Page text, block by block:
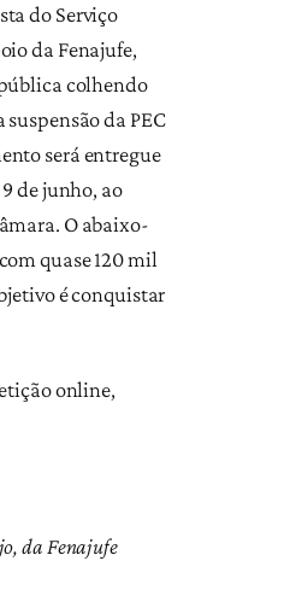
do Serviço
da Fenajufe,
colhendo
da PEC
será entregue
de junho, ao
O abaixo-
quase 120 mil
é conquistar
online,
da Fenajufe